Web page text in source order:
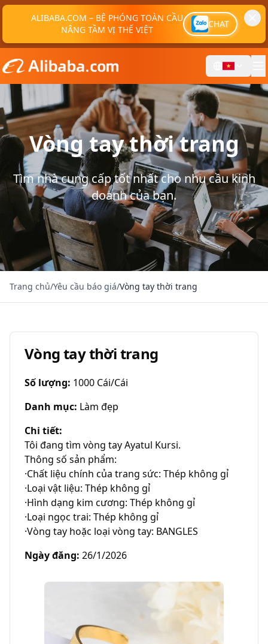
ALIBABA.COM – BỆ PHÓNG TOÀN CẦU
NÂNG TẦM VỊ THẾ VIỆT
CHAT
Vòng tay thời trang
Tìm nhà cung cấp tốt nhất cho nhu cầu kinh
doanh của bạn.
Trang chủ/Yêu cầu báo giá/Vòng tay thời trang
Vòng tay thời trang
Số lượng: 1000 Cái/Cái
Danh mục: Làm đẹp
Chi tiết:
Tôi đang tìm vòng tay Ayatul Kursi.
Thông số sản phẩm:
·Chất liệu chính của trang sức: Thép không gỉ
·Loại vật liệu: Thép không gỉ
·Hình dạng kim cương: Thép không gỉ
·Loại ngọc trai: Thép không gỉ
·Vòng tay hoặc loại vòng tay: BANGLES
Ngày đăng: 26/1/2026